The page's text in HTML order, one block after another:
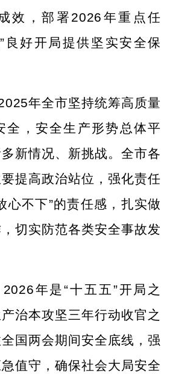
效，部署2026年重点任
良好开局提供坚实安全保
年全市坚持统筹高质量
全，安全生产形势总体平
新情况、新挑战。全市各
提高政治站位，强化责任
心不下”的责任感，扎实做
切实防范各类安全事故发
2026年是“十五五”开局之
治本攻坚三年行动收官之
国两会期间安全底线，强
值守，确保社会大局安全